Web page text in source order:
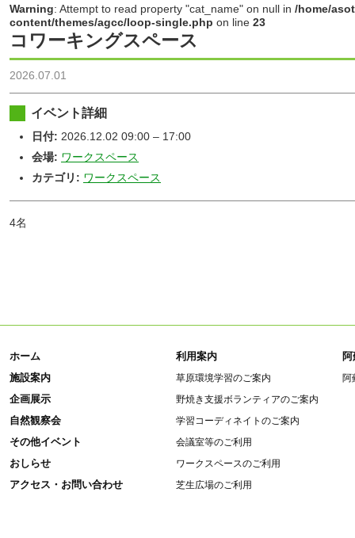
Warning: Attempt to read property "cat_name" on null in /home/
content/themes/agcc/loop-single.php on line 23
コワーキングスペース
2026.07.01
イベント詳細
日付: 2026.12.02 09:00 – 17:00
会場: ワークスペース
カテゴリ: ワークスペース
4名
ホーム
施設案内
企画展示
自然観察会
その他イベント
おしらせ
アクセス・お問い合わせ
利用案内
草原環境学習のご案内
野焼き支援ボランティアのご案内
学習コーディネイトのご案内
会議室等のご利用
ワークスペースのご利用
芝生広場のご利用
阿